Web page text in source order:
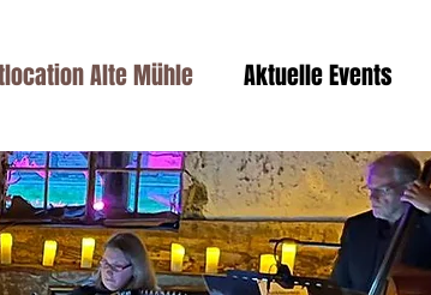
Alte Mühle Aktuelle Events